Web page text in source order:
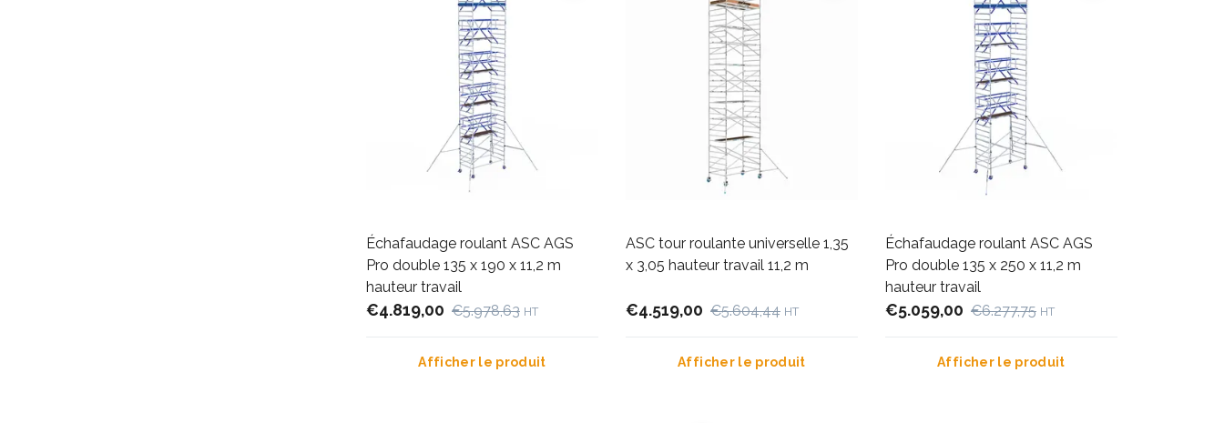
Échafaudage roulant ASC AGS
Pro double 135 x 190 x 11,2 m
hauteur travail
€4.819,00 €5.978,63 HT
Afficher le produit
ASC tour roulante universelle 1,35
x 3,05 hauteur travail 11,2 m
€4.519,00 €5.604,44 HT
Afficher le produit
Échafaudage roulant ASC AGS
Pro double 135 x 250 x 11,2 m
hauteur travail
€5.059,00 €6.277,75 HT
Afficher le produit